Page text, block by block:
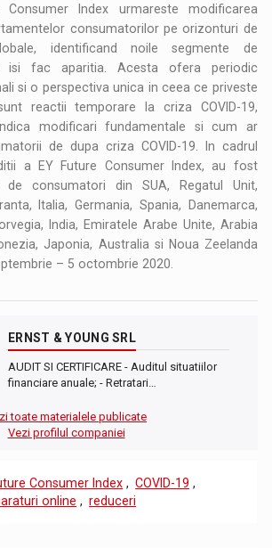
Index urmareste modificarea
consumatorilor pe orizonturi de
identificand noile segmente de
isi fac aparitia. Acesta ofera periodic
si o perspectiva unica in ceea ce priveste
reactii temporare la criza COVID-19,
modificari fundamentale si cum ar
de dupa criza COVID-19. In cadrul
a EY Future Consumer Index, au fost
de consumatori din SUA, Regatul Unit,
Italia, Germania, Spania, Danemarca,
India, Emiratele Arabe Unite, Arabia
Japonia, Australia si Noua Zeelanda
– 5 octombrie 2020.
ERNST & YOUNG SRL
AUDIT SI CERTIFICARE - Auditul situatiilor
financiare anuale; - Retratari…
toate materialele publicate
Vezi profilul companiei
Consumer Index , COVID-19 ,
online , reduceri